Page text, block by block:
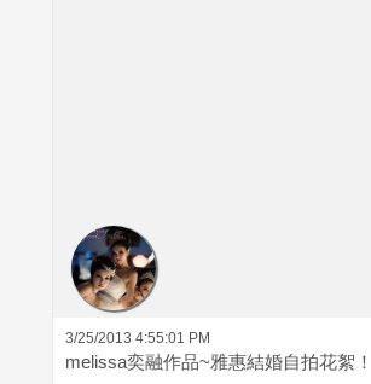
3/25/2013 4:55:01 PM
melissa奕融作品~雅惠結婚自拍花絮！